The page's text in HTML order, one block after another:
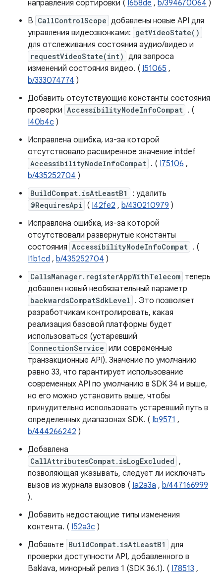
направления сортировки ( I658de , b/394670064 )
В CallControlScope добавлены новые API для
управления видеозвонками: getVideoState()
для отслеживания состояния аудио/видео и
requestVideoState(int) для запроса
изменений состояния видео. ( I51065 ,
b/333074774 )
Добавить отсутствующие константы состояния
проверки AccessibilityNodeInfoCompat . (
I40b4c )
Исправлена ​​ошибка, из-за которой
отсутствовало расширенное значение intdef
AccessibilityNodeInfoCompat . ( I75106 ,
b/435252704 )
BuildCompat.isAtLeastB1 : удалить
@RequiresApi ( I42fe2 , b/430210979 )
Исправлена ​​ошибка, из-за которой
отсутствовали развернутые константы
состояния AccessibilityNodeInfoCompat . (
I1b1cd , b/435252704 )
CallsManager.registerAppWithTelecom теперь
добавлен новый необязательный параметр
backwardsCompatSdkLevel . Это позволяет
разработчикам контролировать, какая
реализация базовой платформы будет
использоваться (устаревший
ConnectionService или современные
транзакционные API). Значение по умолчанию
равно 33, что гарантирует использование
современных API по умолчанию в SDK 34 и выше,
но его можно установить выше, чтобы
принудительно использовать устаревший путь в
определенных диапазонах SDK. ( Ib9571 ,
b/444266242 )
Добавлена
CallAttributesCompat.isLogExcluded ,
позволяющая указывать, следует ли исключать
вызов из журнала вызовов ( Ia2a3a , b/447166999
).
Добавить недостающие типы изменения
контента. ( I52a3c )
Добавьте BuildCompat.isAtLeastB1
для
проверки доступности API, добавленного в
Baklava, минорный релиз 1 (SDK 36.1). ( I78513 ,